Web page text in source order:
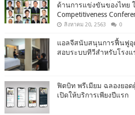
ด้านการแข่งขันของไทย
Competitiveness
สิงหาคม 20, 2563 0
แอลจีสนับสนุนการฟื้นฟูอุ
สอบระบบทีวีสำหรับโรง
ฟิตบิท พรีเมียม ฉลองยอด
เปิดให้บริการเพียงปีแรก